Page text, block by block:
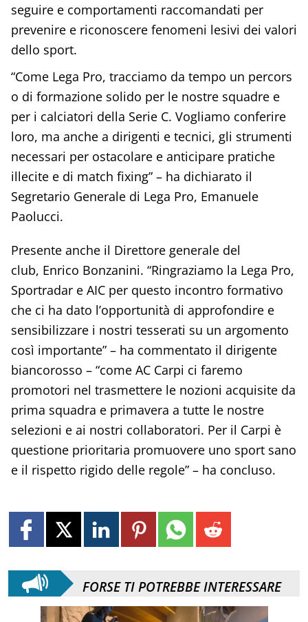
seguire e comportamenti raccomandati per
prevenire e riconoscere fenomeni lesivi dei valori
dello sport.
“Come Lega Pro, tracciamo da tempo un percors
o di formazione solido per le nostre squadre e
per i calciatori della Serie C. Vogliamo conferire
loro, ma anche a dirigenti e tecnici, gli strumenti
necessari per ostacolare e anticipare pratiche
illecite e di match fixing” – ha dichiarato il
Segretario Generale di Lega Pro, Emanuele
Paolucci.
Presente anche il Direttore generale del
club, Enrico Bonzanini. “Ringraziamo la Lega Pro,
Sportradar e AIC per questo incontro formativo
che ci ha dato l’opportunità di approfondire e
sensibilizzare i nostri tesserati su un argomento
così importante” – ha commentato il dirigente
biancorosso – “come AC Carpi ci faremo
promotori nel trasmettere le nozioni acquisite da
prima squadra e primavera a tutte le nostre
selezioni e ai nostri collaboratori. Per il Carpi è
questione prioritaria promuovere uno sport sano
e il rispetto rigido delle regole” – ha concluso.
FORSE TI POTREBBE INTERESSARE